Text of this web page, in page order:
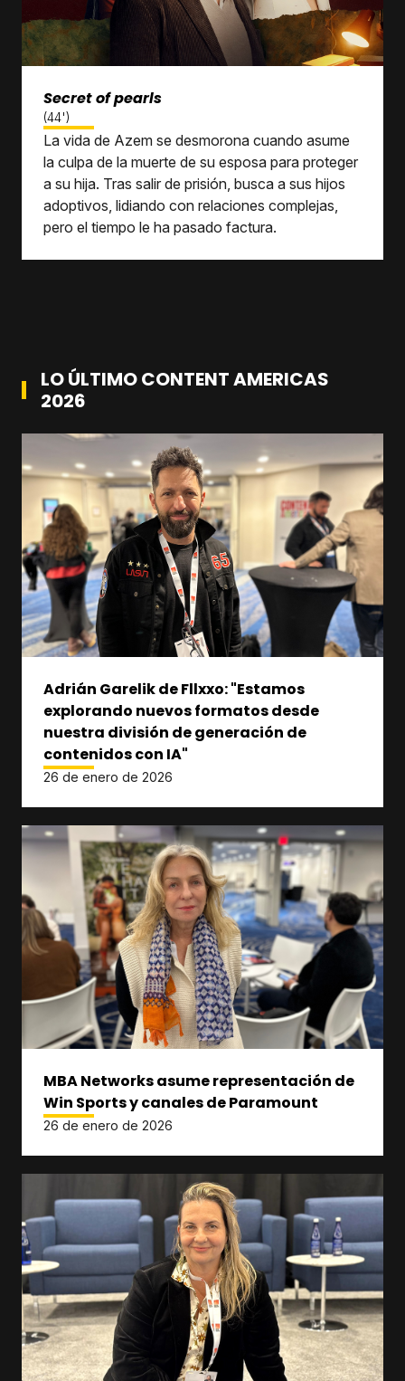
Secret of pearls
(44')
La vida de Azem se desmorona cuando asume
la culpa de la muerte de su esposa para proteger
a su hija. Tras salir de prisión, busca a sus hijos
adoptivos, lidiando con relaciones complejas,
pero el tiempo le ha pasado factura.
LO ÚLTIMO CONTENT AMERICAS
2026
Adrián Garelik de Fllxxo: "Estamos
explorando nuevos formatos desde
nuestra división de generación de
contenidos con IA"
26 de enero de 2026
MBA Networks asume representación de
Win Sports y canales de Paramount
26 de enero de 2026